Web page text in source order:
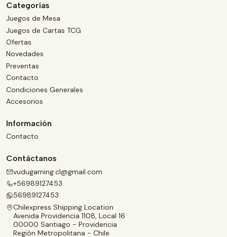
Categorías
Juegos de Mesa
Juegos de Cartas TCG
Ofertas
Novedades
Preventas
Contacto
Condiciones Generales
Accesorios
Información
Contacto
Contáctanos
vudugaming.cl@gmail.com
+56989127453
56989127453
Chilexpress Shipping Location
Avenida Providencia 1108, Local 16
00000 Santiago - Providencia
Región Metropolitana - Chile